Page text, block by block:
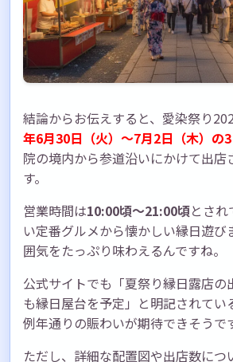
雨天の場合はどうなります
トイレはどこにありますか
ペットを連れていっても大
駐車場はありますか？
しもう
愛染祭り2026の屋台｜押
イント
結論からお伝えすると、愛染祭り
年6月30日（火）〜7月2日（木）の
院の境内から参道沿いにかけて出店
す。
営業時間は10:00頃〜21:00頃とさ
い定番グルメから懐かしい縁日遊び
囲気をたっぷり味わえるんですね。
公式サイトでも「夏祭り縁日露店の
も縁日屋台を予定」と明記されてい
例年通りの賑わいが期待できそうで
ただし、詳細な配置図や出店数につ